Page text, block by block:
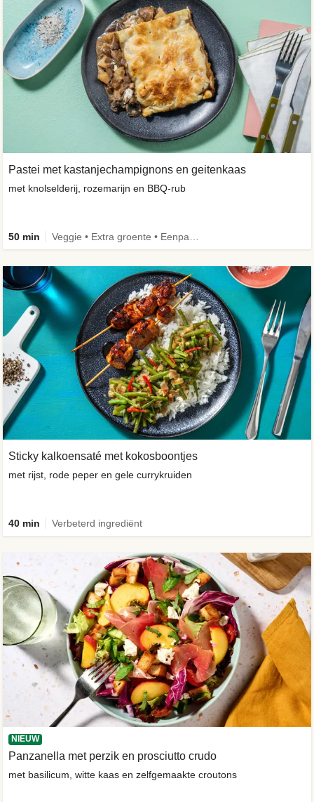
Pastei met kastanjechampignons en geitenkaas
met knolselderij, rozemarijn en BBQ-rub
50 min
Sticky kalkoensaté met kokosboontjes
met rijst, rode peper en gele currykruiden
40 min Verbeterd ingrediënt
NIEUW
Panzanella met perzik en prosciutto crudo
met basilicum, witte kaas en zelfgemaakte croutons